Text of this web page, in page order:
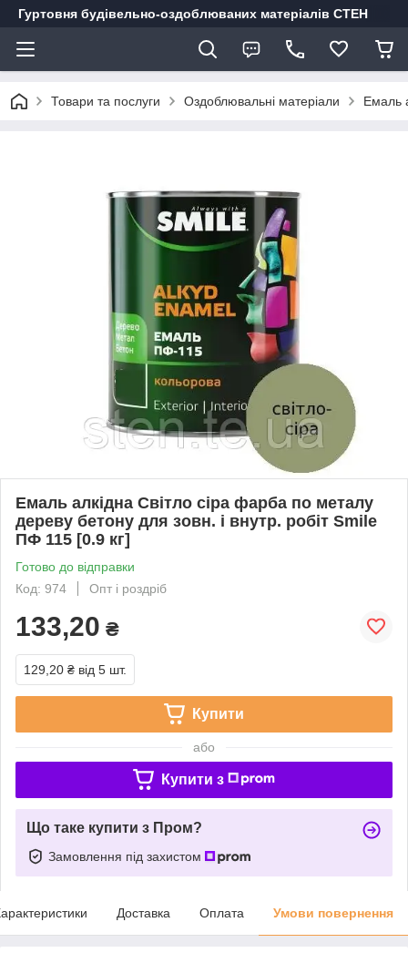
Гуртовня будівельно-оздоблюваних матеріалів СТЕН
Товари та послуги Оздоблювальні матеріали Емаль
Емаль алкідна Світло сіра фарба по металу
дереву бетону для зовн. і внутр. робіт Smile
ПФ 115 [0.9 кг]
Готово до відправки
Код: 974
Опт і роздріб
133,20 ₴
129,20 ₴ від 5 шт.
Купити
або
Купити з
Що таке купити з Пром?
Замовлення під захистом
Доставка Оплата Умови повернення